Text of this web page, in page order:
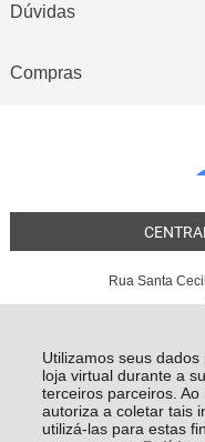
Utilizamos seus
loja virtual durante a
terceiros parceiros.
autoriza a coletar tais
utilizá-las para estas
Dúvidas
Compras
Rua Santa
05.855.311/0001-56 - Todos